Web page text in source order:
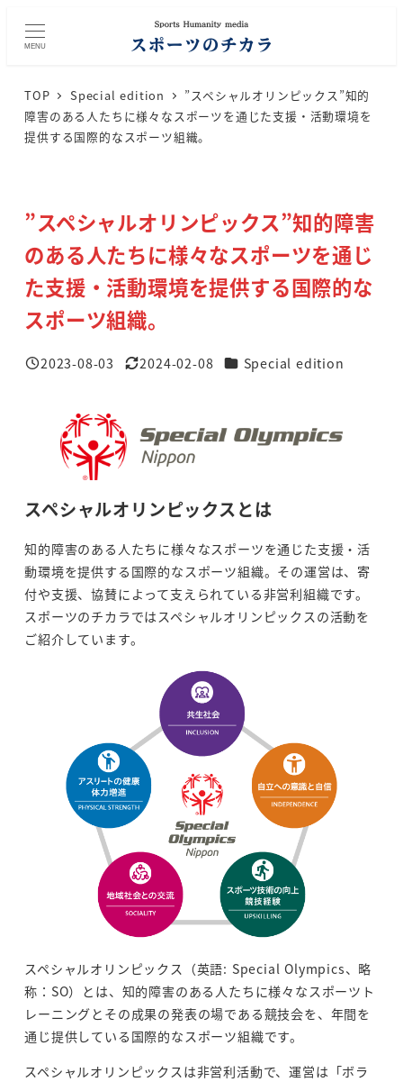
MENU
TOP Special edition
”スペシャルオリンピックス”知的
障害のある人たちに様々なスポーツを通じた支援・活動環境を
提供する国際的なスポーツ組織。
”スペシャルオリンピックス”知的障害
のある人たちに様々なスポーツを通じ
た支援・活動環境を提供する国際的な
スポーツ組織。
投稿日
2023-08-03
更新日
2024-02-08 カテゴリー
Special edition
スペシャルオリンピックスとは
知的障害のある人たちに様々なスポーツを通じた支援・活
動環境を提供する国際的なスポーツ組織。その運営は、寄
付や支援、協賛によって支えられている非営利組織です。
スポーツのチカラではスペシャルオリンピックスの活動を
ご紹介しています。
スペシャルオリンピックス（英語: Special Olympics、略
称：SO）とは、知的障害のある人たちに様々なスポーツト
レーニングとその成果の発表の場である競技会を、年間を
通じ提供している国際的なスポーツ組織です。
スペシャルオリンピックスは非営利活動で、運営は「ボラ